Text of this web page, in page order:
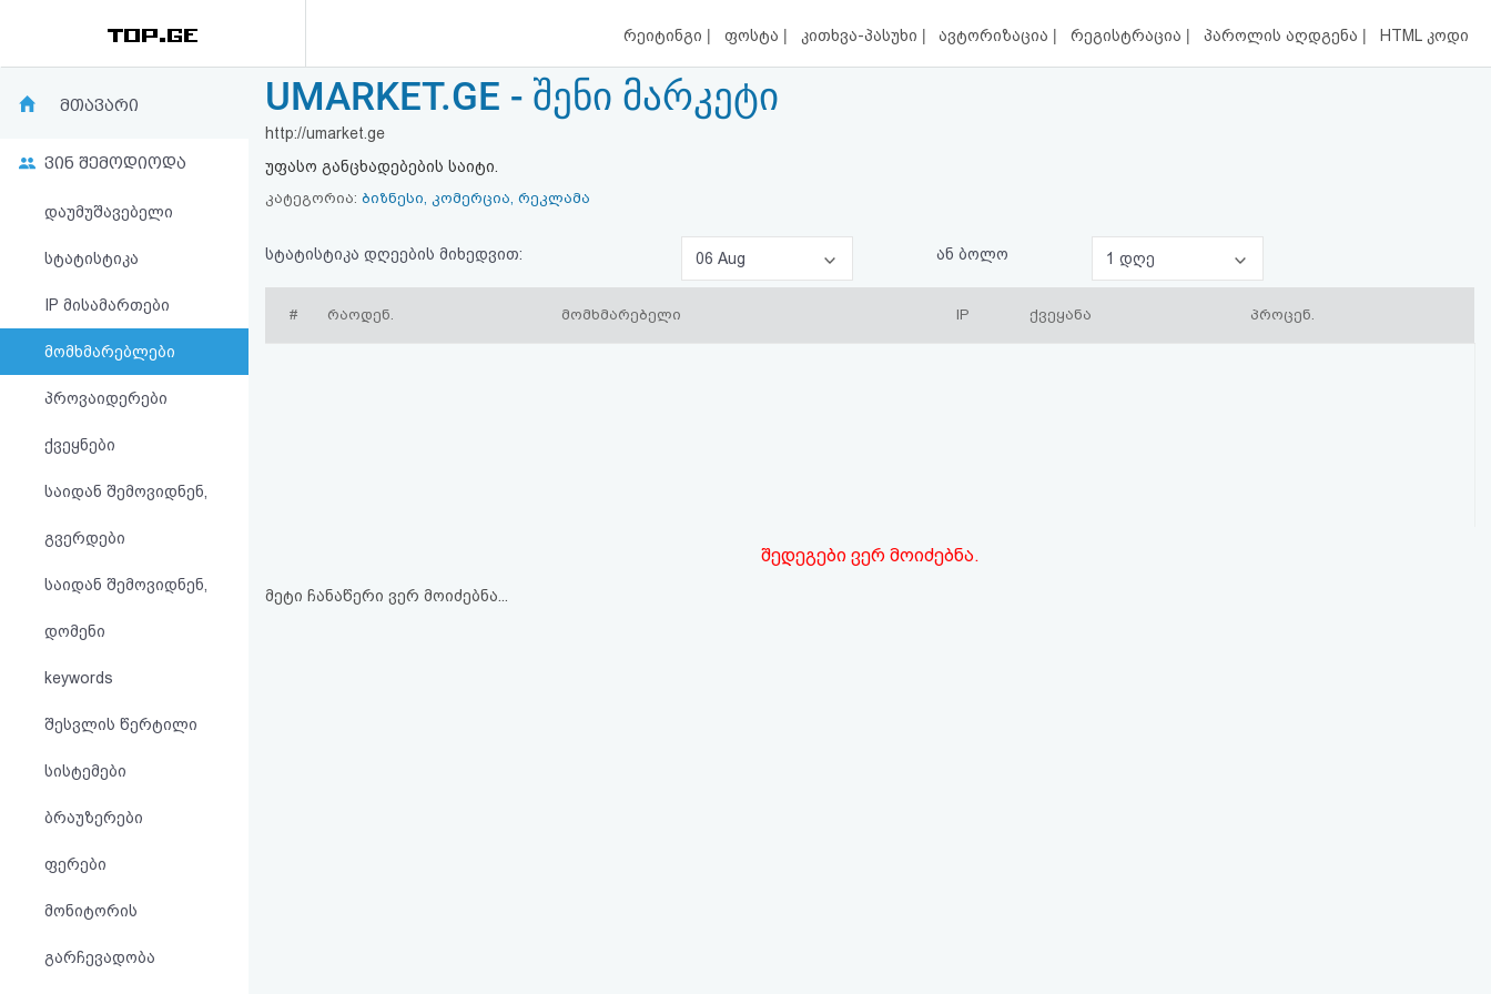
რეიტინგი | ფოსტა | კითხვა-პასუხი | ავტორიზაცია | რეგისტრაცია | პაროლის აღდგენა | HTML კოდი
რეიტინგი
კითხვა-
პასუხი
ავტორიზაცია
რეგისტრაცია
სალიცენზიო
შეთანხმება
მთავარი
ვინ შემოდიოდა
დაუმუშავებელი
სტატისტიკა
IP მისამართები
მომხმარებლები
პროვაიდერები
ქვეყნები
საიდან შემოვიდნენ,
გვერდები
საიდან შემოვიდნენ,
დომენი
keywords
შესვლის წერტილი
სისტემები
ბრაუზერები
ფერები
მონიტორის
გარჩევადობა
UMARKET.GE - შენი მარკეტი
http://umarket.ge
უფასო განცხადებების საიტი.
კატეგორია: ბიზნესი, კომერცია, რეკლამა
სტატისტიკა დღეების მიხედვით: 06 Aug ან ბოლო 1 დღე
# რაოდენ. მომხმარებელი IP ქვეყანა პროცენ.
შედეგები ვერ მოიძებნა.
მეტი ჩანაწერი ვერ მოიძებნა...